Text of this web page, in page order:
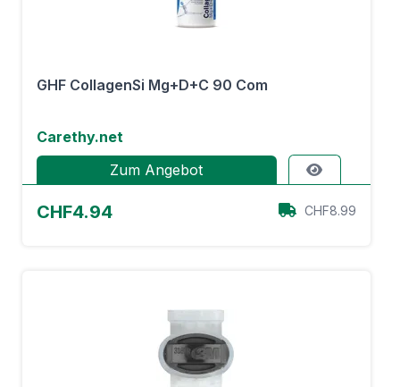
GHF CollagenSi Mg+D+C 90 Com
Carethy.net
Zum Angebot
CHF4.94 CHF8.99